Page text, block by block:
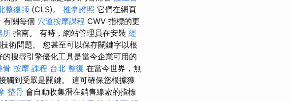
整復師 (CLS)。 推拿證照 它們在網頁
有關每個 穴道按摩課程 CWV 指標的更
所 指南。 有時，網站管理員在安裝 經
術問題。 您甚至可以保存關鍵字以根
的搜尋引擎優化工具是當今企業可用的
骨 按摩 課程 台北 整復 在當今世界，無
觸到受眾是關鍵。 這可確保您根據獲
整骨 會自動收集潛在銷售線索的指標